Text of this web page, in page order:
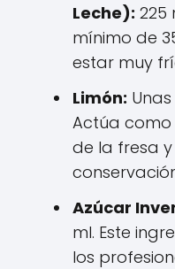
Leche): 225
mínimo de
estar muy
Limón:
Actúa
de la fresa
Azúcar
ml. Este
los